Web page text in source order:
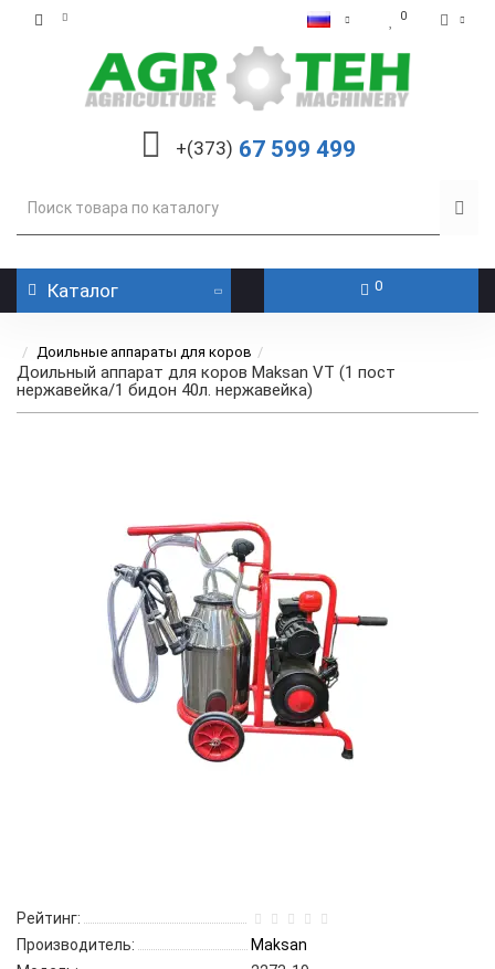
0
+(373) 67 599 499
Каталог 0
Доильные аппараты для коров
Доильный аппарат для коров Maksan VT (1 пост
нержавейка/1 бидон 40л. нержавейка)
Рейтинг:
Производитель:
Maksan